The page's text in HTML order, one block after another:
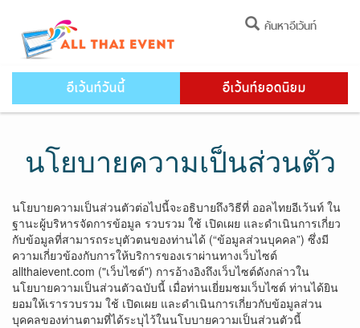
ค้นหาอีเว้นท์
อีเว้นท์วันนี้ อีเว้นท์ยอดนิยม
นโยบายความเป็นส่วนตัว
นโยบายความเป็นส่วนตัวต่อไปนี้จะอธิบายถึงวิธีที่ ออลไทยอีเว้นท์ ใน
ฐานะผู้บริหารจัดการข้อมูล รวบรวม ใช้ เปิดเผย และดำเนินการเกี่ยว
กับข้อมูลที่สามารถระบุตัวตนของท่านได้ (“ข้อมูลส่วนบุคคล”) ซึ่งมี
ความเกี่ยวข้องกับการให้บริการของเราผ่านทางเว็บไซต์
allthaievent.com ("เว็บไซต์") การอ้างอิงถึงเว็บไซต์ดังกล่าวใน
นโยบายความเป็นส่วนตัวฉบับนี้ เมื่อท่านเยี่ยมชมเว็บไซต์ ท่านได้ยิน
ยอมให้เรารวบรวม ใช้ เปิดเผย และดำเนินการเกี่ยวกับข้อมูลส่วน
บุคคลของท่านตามที่ได้ระบุไว้ในนโบบายความเป็นส่วนตัวนี้